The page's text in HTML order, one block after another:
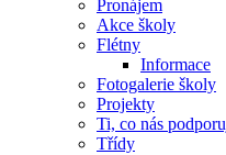
Pronájem
Akce školy
Flétny
Informace
Fotogalerie školy
Projekty
Ti, co nás
Třídy